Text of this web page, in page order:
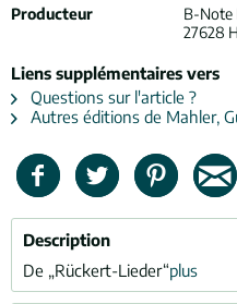
Producteur
B-Note
27628
Liens supplémentaires vers
Questions sur l'article ?
Autres éditions de Mahler,
Description
De „Rückert-Lieder“plus